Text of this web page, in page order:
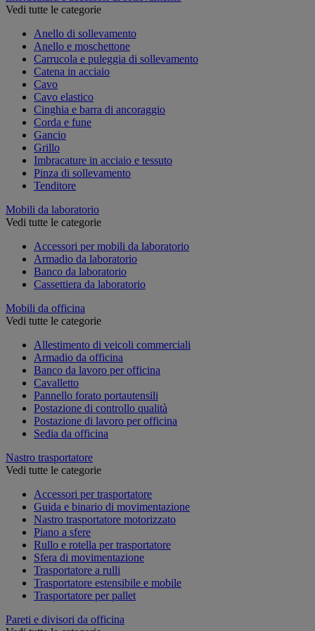
Vedi tutte le categorie
Anello di sollevamento
Anello e moschettone
Carrucola e puleggia di sollevamento
Catena in acciaio
Cavo
Cavo elastico
Cinghia e barra di ancoraggio
Corda e fune
Gancio
Grillo
Imbracature in acciaio e tessuto
Pinza di sollevamento
Tenditore
Mobili da laboratorio
Vedi tutte le categorie
Accessori per mobili da laboratorio
Armadio da laboratorio
Banco da laboratorio
Cassettiera da laboratorio
Mobili da officina
Vedi tutte le categorie
Allestimento di veicoli commerciali
Armadio da officina
Banco da lavoro per officina
Cavalletto
Pannello forato portautensili
Postazione di controllo qualità
Postazione di lavoro per officina
Sedia da officina
Nastro trasportatore
Vedi tutte le categorie
Accessori per trasportatore
Guida e binario di movimentazione
Nastro trasportatore motorizzato
Piano a sfere
Rullo e rotella per trasportatore
Sfera di movimentazione
Trasportatore a rulli
Trasportatore estensibile e mobile
Trasportatore per pallet
Pareti e divisori da officina